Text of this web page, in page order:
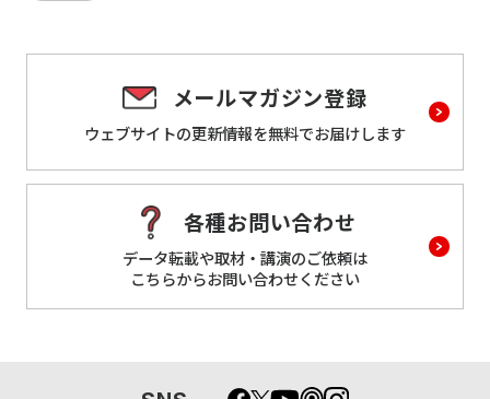
メールマガジン登録
ウェブサイトの更新情報を無料でお届けします
各種お問い合わせ
データ転載や取材・講演のご依頼は
こちらからお問い合わせください